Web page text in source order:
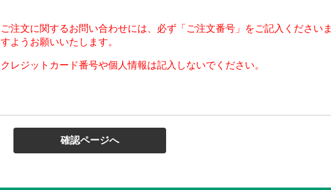
ご注文に関するお問い合わせには、必ず「ご注文番号」をご記入くださいま
すようお願いいたします。
クレジットカード番号や個人情報は記入しないでください。
確認ページへ